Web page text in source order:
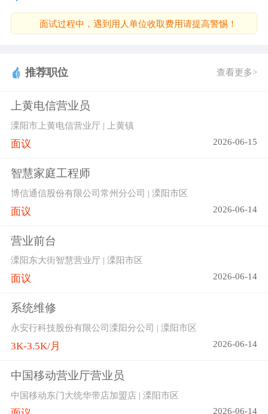
面试过程中，遇到用人单位收取费用请提高警惕！
推荐职位 查看更多>
上黄电信营业员
溧阳市上黄电信营业厅 | 上黄镇
面议 2026-06-15
智慧家庭工程师
博信通信股份有限公司常州分公司 | 溧阳市区
面议 2026-06-14
营业前台
溧阳东大街智慧营业厅 | 溧阳市区
面议 2026-06-14
系统维修
永安行科技股份有限公司溧阳分公司 | 溧阳市区
3K-3.5K/月 2026-06-14
中国移动营业厅营业员
中国移动东门大统华带店加盟店 | 溧阳市区
2026-06-14